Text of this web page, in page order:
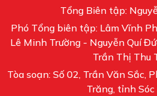
Tổng Biên tập:
Phó Tổng biên tập: Lâm Vĩnh
Lê Minh Trường - Nguyễn Quí
Trần Thị Thu
Tòa soạn: Số 02, Trần Văn Sắc,
Trăng, tỉnh